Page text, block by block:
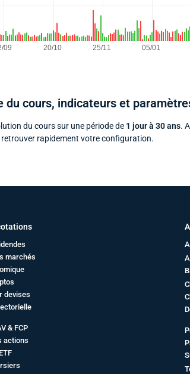
du cours, indicateurs et
du cours sur une période de 1 jour à 30 ans.
retrouver rapidement votre configuration.
marchés
devises
& FCP
actions